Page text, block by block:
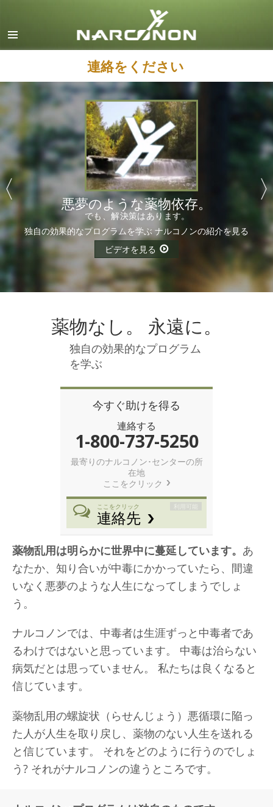
デンマーク語
ドイツ語
ギリシャ語
スペイン語（ラテン）
フランス語
ヘブライ語
マジャール語
イタリア語
日本語
マケドニア語
オランダ語
ノルウェー語
ロシア語
スウェーデン語
アラビア語
ネパール語
ウクライナ語
クロアチア語
すべての地域/言語
連絡をください
悪夢のような薬物依存。
でも、解決策はあります。
独自の効果的なプログラムを学ぶナルコノンの紹介を見る
ビデオを見る
薬物なし。 永遠に。
独自の効果的なプログラム
を学ぶ
今すぐ助けを得る
連絡する
1-800-737-5250
最寄りのナルコノン･センターの所
在地
ここをクリック
利用可能
ここをクリック
連絡先
薬物乱用は明らかに世界中に蔓延しています。 あ
なたか、知り合いが中毒にかかっていたら、間違
いなく悪夢のような人生になってしまうでしょ
う。
ナルコノンでは、中毒者は生涯ずっと中毒者であ
るわけではないと思っています。 中毒は治らない
病気だとは思っていません。 私たちは良くなると
信じています。
薬物乱用の螺旋状（らせんじょう）悪循環に陥っ
た人が人生を取り戻し、薬物のない人生を送れる
と信じています。 それをどのように行うのでしょ
う? それがナルコノンの違うところです。